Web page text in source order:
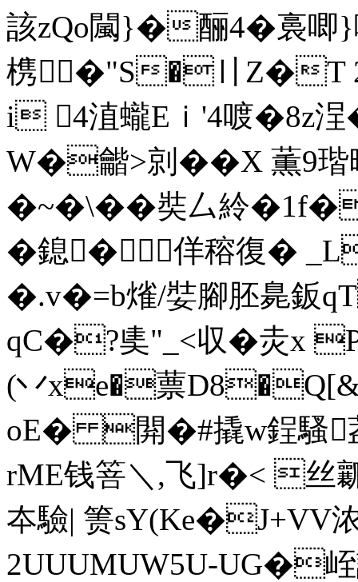
該zQo闏}�酾4�裛唧}
槜�"S�〢Z�T 2
i 4淔蠬Eｉ'4喥�8z浧
W�龤>剠��X 薫9
�~�\��奘厶紷
�鎴�佯穃 復�
�.v�=b熦/娤腳胚臰
qC�?奊"_<収� 灻 x
(丷xe�蔈D8�Q[&
oE� 閞�#撬w鋥騷
rME钱箁＼,飞]r�< 
夲驗| 箦sY(Ke�J+VV
2UUUMUW5U-UG�峌